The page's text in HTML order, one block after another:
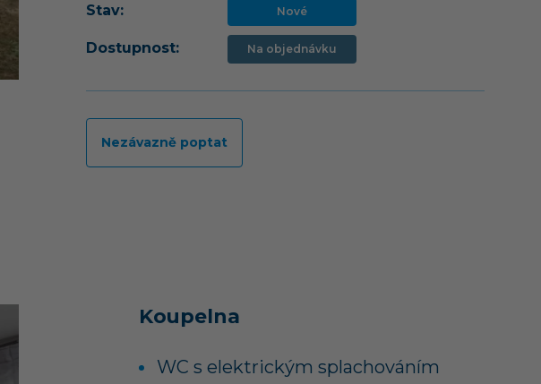
Stav: Nové
Dostupnost: Na objednávku
Nezávazně poptat
Koupelna
WC s elektrickým splachováním